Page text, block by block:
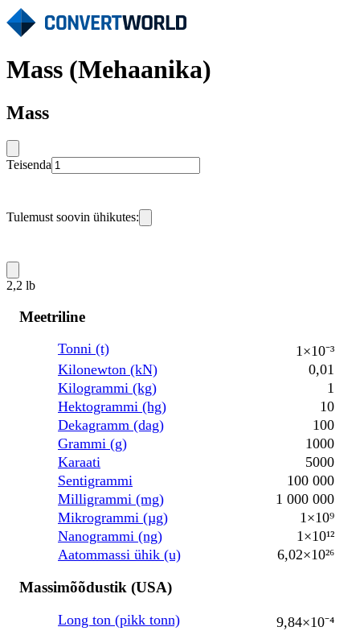
Mass (Mehaanika)
Mass
Teisenda
Tulemust soovin ühikutes:
2,2 lb
Meetriline
Tonni (t)
1×10⁻³
Kilonewton (kN)
0,01
Kilogrammi (kg)
1
Hektogrammi (hg)
10
Dekagramm (dag)
100
Grammi (g)
1000
Karaati
5000
Sentigrammi
100 000
Milligrammi (mg)
1 000 000
Mikrogrammi (µg)
1×10⁹
Nanogrammi (ng)
1×10¹²
Aatommassi ühik (u)
6,02×10²⁶
Massimõõdustik (USA)
Long ton (pikk tonn)
9,84×10⁻⁴